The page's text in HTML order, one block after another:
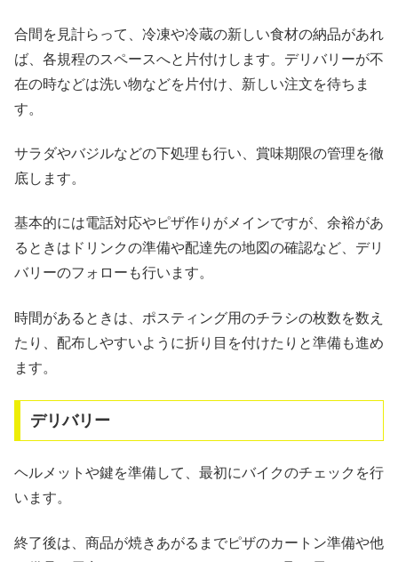
合間を見計らって、冷凍や冷蔵の新しい食材の納品があれ
ば、各規程のスペースへと片付けします。デリバリーが不
在の時などは洗い物などを片付け、新しい注文を待ちま
す。
サラダやバジルなどの下処理も行い、賞味期限の管理を徹
底します。
基本的には電話対応やピザ作りがメインですが、余裕があ
るときはドリンクの準備や配達先の地図の確認など、デリ
バリーのフォローも行います。
時間があるときは、ポスティング用のチラシの枚数を数え
たり、配布しやすいように折り目を付けたりと準備も進め
ます。
デリバリー
ヘルメットや鍵を準備して、最初にバイクのチェックを行
います。
終了後は、商品が焼きあがるまでピザのカートン準備や他